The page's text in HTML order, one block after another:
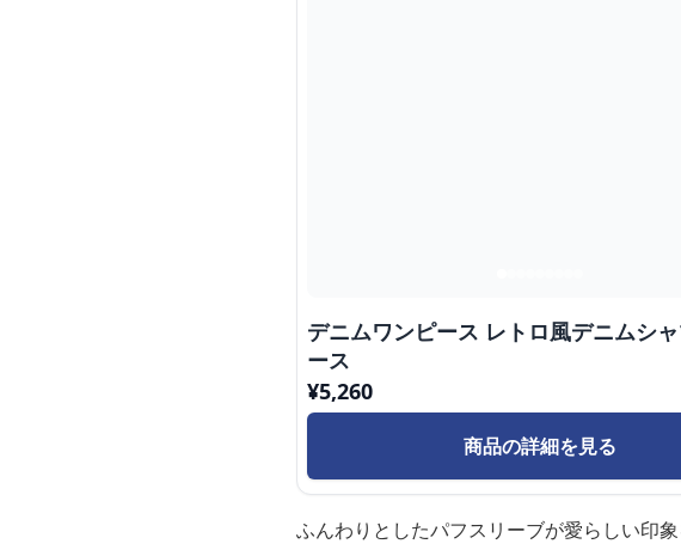
デニムワンピース レトロ風デニムシ
ース
¥5,260
商品の詳細を見る
ふんわりとしたパフスリーブが愛らしい印